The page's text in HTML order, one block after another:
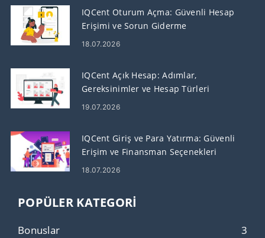
IQCent Oturum Açma: Güvenli Hesap
Erişimi ve Sorun Giderme
18.07.2026
IQCent Açık Hesap: Adımlar,
Gereksinimler ve Hesap Türleri
19.07.2026
IQCent Giriş ve Para Yatırma: Güvenli
Erişim ve Finansman Seçenekleri
18.07.2026
POPÜLER KATEGORI
Bonuslar
3